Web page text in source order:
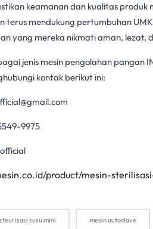
keamanan dan kualitas produk
terus mendukung pertumbuhan
yang mereka nikmati aman, lezat,
jenis mesin pengolahan pangan
kontak berikut ini:
9975
product/mesin-
susu mini mesin autoclave